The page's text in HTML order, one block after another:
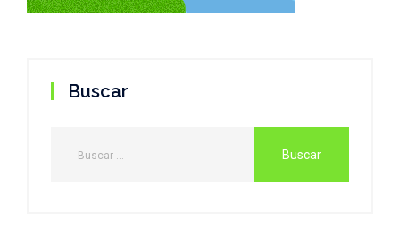
Buscar